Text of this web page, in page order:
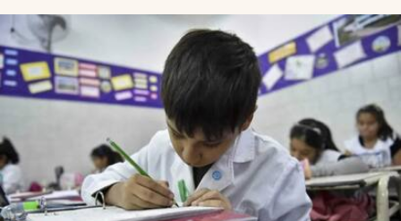
Apertura
Infotechnology
Clase
Mundial 2026
Eventos Corporativos